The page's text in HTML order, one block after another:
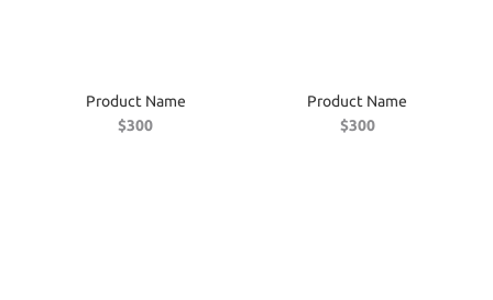
Product Name
$300
Product Name
$300